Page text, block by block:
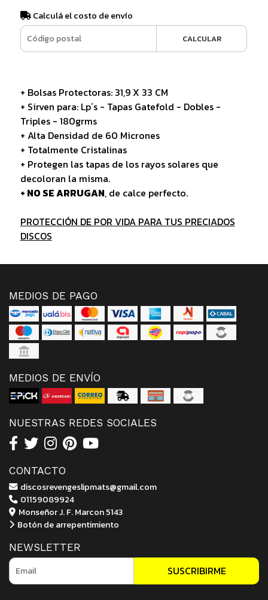
Calculá el costo de envío
CALCULAR
+ Bolsas Protectoras: 31,9 X 33 CM
+ Sirven para: Lp´s - Tapas Gatefold - Dobles -
Triples - 180grms
+ Alta Densidad de 60 Micrones
+ Totalmente Cristalinas
+ Protegen las tapas de los rayos solares que
decoloran la misma.
+ NO SE ARRUGAN, de calce perfecto.
PROTECCIÓN DE POR VIDA PARA TUS PRECIADOS
DISCOS
MEDIOS DE PAGO
MEDIOS DE ENVÍO
NUESTRAS REDES SOCIALES
CONTACTO
discosrevengeslipmats@gmail.com
01159089924
Monseñor J. F. Marcon 5143
Botón de arrepentimiento
NEWSLETTER
SUSCRIBIRME